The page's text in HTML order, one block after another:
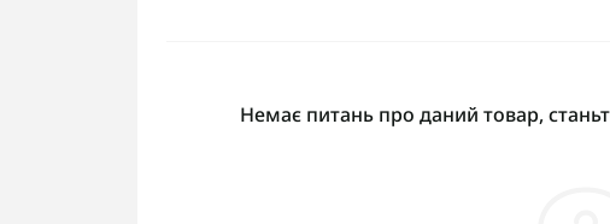
Немає питань про даний товар,